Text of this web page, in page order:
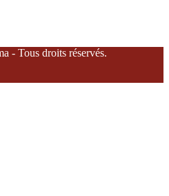
- Tous droits réservés.